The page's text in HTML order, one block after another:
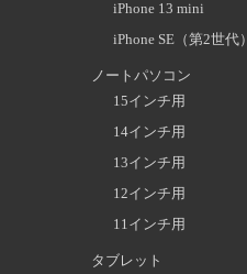
iPhone 13 mini
iPhone SE（第2世代）
ノートパソコン
15インチ用
14インチ用
13インチ用
12インチ用
11インチ用
タブレット